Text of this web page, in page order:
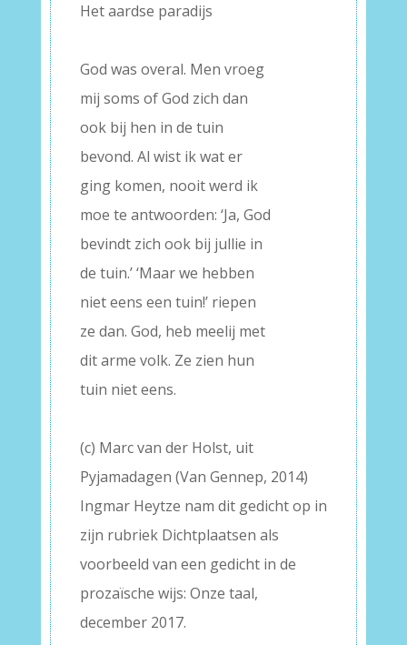
Het aardse paradijs
God was overal. Men vroeg
mij soms of God zich dan
ook bij hen in de tuin
bevond. Al wist ik wat er
ging komen, nooit werd ik
moe te antwoorden: ‘Ja, God
bevindt zich ook bij jullie in
de tuin.’ ‘Maar we hebben
niet eens een tuin!’ riepen
ze dan. God, heb meelij met
dit arme volk. Ze zien hun
tuin niet eens.
(c) Marc van der Holst, uit
Pyjamadagen (Van Gennep, 2014)
Ingmar Heytze nam dit gedicht op in
zijn rubriek Dichtplaatsen als
voorbeeld van een gedicht in de
prozaïsche wijs: Onze taal,
december 2017.